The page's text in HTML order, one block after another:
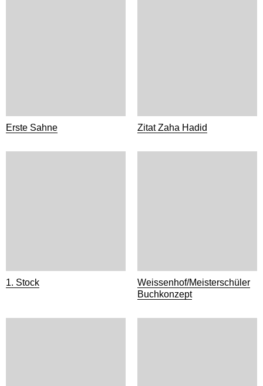
Erste Sahne Zitat Zaha Hadid
1. Stock
Weissenhof/Meisterschüler
Buchkonzept